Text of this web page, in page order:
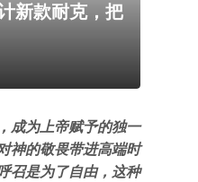
新款耐克，把
成为上帝赋予的独一
神的敬畏带进高端时
召是为了自由，这种